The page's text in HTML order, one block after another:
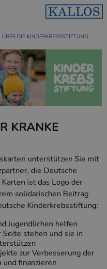
ÜBER DIE KINDERKREBSSTIFTUNG
KRANKE
unterstützen Sie mit
die Deutsche
ist das Logo der
solidarischen Beitrag
Kinderkrebsstiftung:
Jugendlichen helfen
stehen und sie in
zur Verbesserung der
und finanzieren